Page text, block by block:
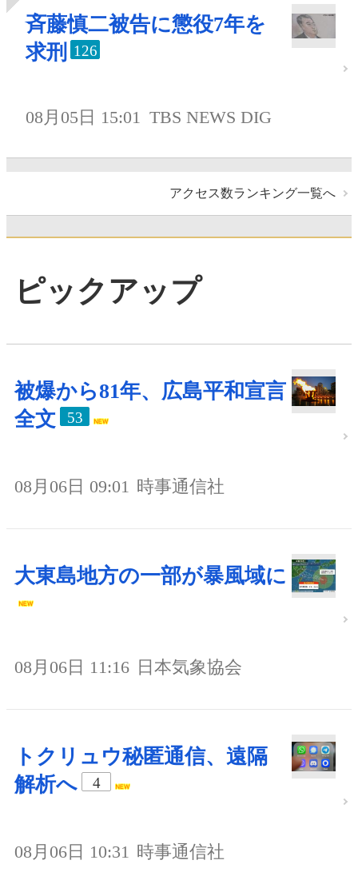
斉藤慎二被告に懲役7年を
求刑
126
08月05日 15:01 TBS NEWS DIG
アクセス数ランキング一覧へ
ピックアップ
被爆から81年、広島平和宣言
全文
53
08月06日 09:01 時事通信社
大東島地方の一部が暴風域に
08月06日 11:16 日本気象協会
トクリュウ秘匿通信、遠隔
解析へ
4
08月06日 10:31 時事通信社